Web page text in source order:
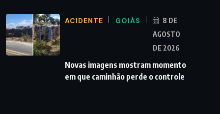
ACIDENTE GOIÁS
8 DE
AGOSTO
DE 2026
Novas imagens mostram momento
em que caminhão perde o controle